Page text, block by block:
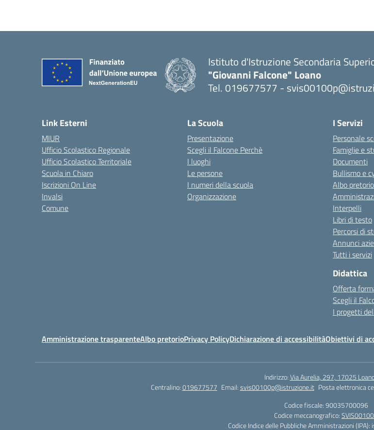
Istituto d'Istruzione Secondaria
"Giovanni Falcone" Loano
Tel. 019677577 -
Link Esterni
MIUR
Ufficio Scolastico Regionale
Ufficio Scolastico Territoriale
Scuola in Chiaro
Iscrizioni On Line
Invalsi
Comune
La Scuola
Presentazione
Scegli il Falcone Perchè
I luoghi
Le persone
I numeri della scuola
Organizzazione
I Servizi
Personale
Famiglie e
Documenti
Bullismo e
Albo pretorio
Interpelli
Libri di testo
Percorsi di
Annunci
Tutti i servizi
Didattica
Offerta
Scegli il
I progetti
Amministrazione trasparenteAlbo pretorioPrivacy PolicyDichiarazione di accessibilitàObiettivi di
Indirizzo:Via Aurelia, 297, 17025
Centralino:019677577 Email:svis00100p@istruzione.it Posta elettronica
Codice fiscale: 90035700096
Codice meccanografico:
Codice Indice delle Pubbliche Amministrazioni